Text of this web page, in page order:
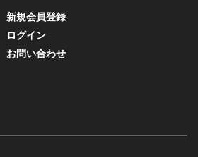
新規会員登録
ログイン
お問い合わせ